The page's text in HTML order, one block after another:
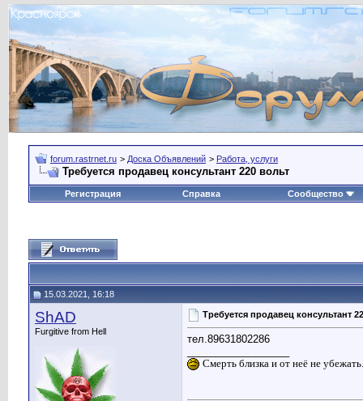
forum.rastrnet.ru > Доска Объявлений > Работа, услуги
Требуется продавец консультант 220 вольт
Регистрация Справка Сообщество
15.03.2021, 16:18
ShAD
Furgitive from Hell
Требуется продавец консультант
тел.89631802286
Смерть близка и от неё не